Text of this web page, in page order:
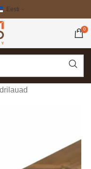
Eesti
0